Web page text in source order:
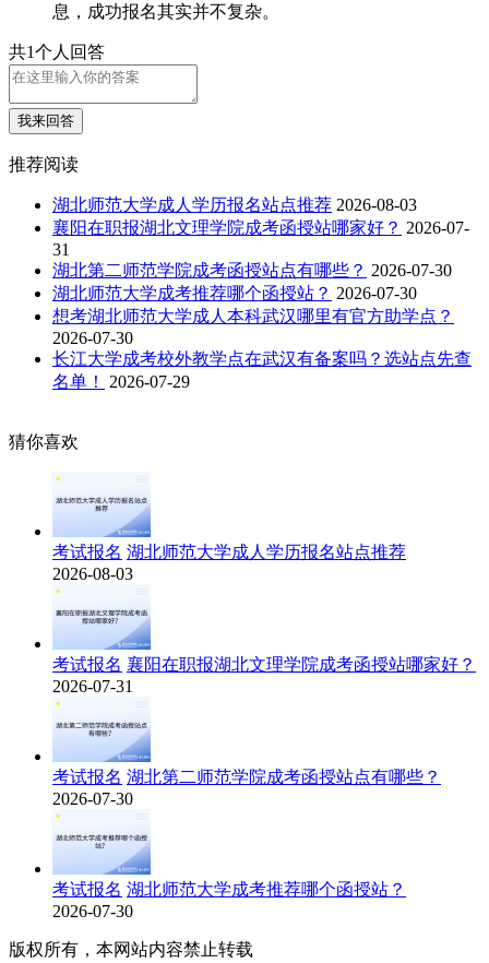
息，成功报名其实并不复杂。
共1个人回答
我来回答
推荐阅读
湖北师范大学成人学历报名站点推荐 2026-08-03
襄阳在职报湖北文理学院成考函授站哪家好？ 2026-07-
31
湖北第二师范学院成考函授站点有哪些？ 2026-07-30
湖北师范大学成考推荐哪个函授站？ 2026-07-30
想考湖北师范大学成人本科武汉哪里有官方助学点？
2026-07-30
长江大学成考校外教学点在武汉有备案吗？选站点先查
名单！
2026-07-29
猜你喜欢
考试报名 湖北师范大学成人学历报名站点推荐
2026-08-03
考试报名 襄阳在职报湖北文理学院成考函授站哪家好？
2026-07-31
考试报名 湖北第二师范学院成考函授站点有哪些？
2026-07-30
考试报名 湖北师范大学成考推荐哪个函授站？
2026-07-30
版权所有，本网站内容禁止转载